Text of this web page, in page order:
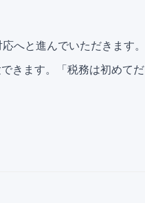
へと進んでいただきます。
きます。「税務は初めてだ